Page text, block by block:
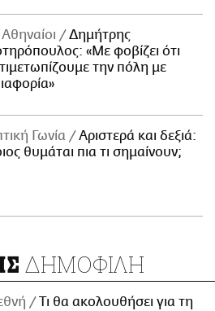
Δημήτρης
«Με φοβίζει ότι
την πόλη με
Γωνία
Αριστερά και δεξιά:
θυμάται πια τι σημαίνουν;
ΔΗΜΟΦΙΛΗ
Τι θα ακολουθήσει για τη